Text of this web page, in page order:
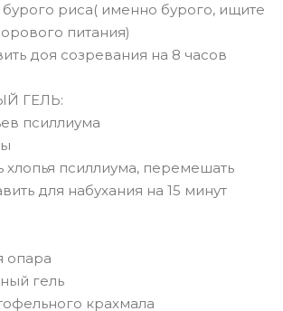
риса( именно бурого, ищите
питания)
доя созревания на 8 часов
ГЕЛЬ:
псиллиума
хлопья псиллиума, перемешать
для набухания на 15 минут
опара
гель
крахмала